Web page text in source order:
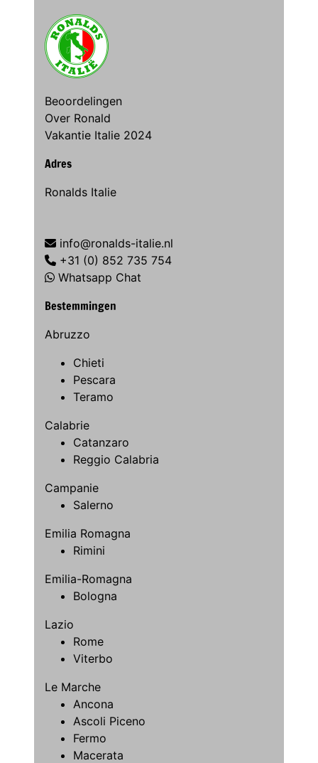
Beoordelingen
Over Ronald
Vakantie Italie 2024
Adres
Ronalds Italie
info@ronalds-italie.nl
+31 (0) 852 735 754
Whatsapp Chat
Bestemmingen
Abruzzo
Chieti
Pescara
Teramo
Calabrie
Catanzaro
Reggio Calabria
Campanie
Salerno
Emilia Romagna
Rimini
Emilia-Romagna
Bologna
Lazio
Rome
Viterbo
Le Marche
Ancona
Ascoli Piceno
Fermo
Macerata